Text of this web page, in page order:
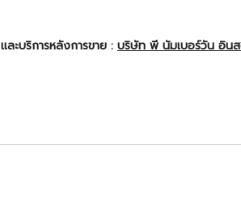
และบริการหลังการขาย : บริษัท พี นัมเบอร์วัน อิน